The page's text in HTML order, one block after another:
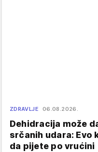
ZDRAVLJE 06.08.2026.
Dehidracija može
srčanih udara: Evo
da pijete po vrućini